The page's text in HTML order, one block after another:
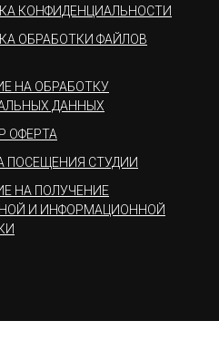
КОНФИДЕНЦИАЛЬНОСТИ
ОБРАБОТКИ ФАЙЛОВ
НА ОБРАБОТКУ
ДАННЫХ
ОФЕРТА
ПОСЕЩЕНИЯ СТУДИИ
НА ПОЛУЧЕНИЕ
И ИНФОРМАЦИОННОЙ